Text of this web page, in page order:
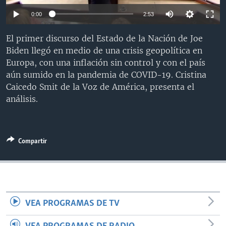
VENEZUELA
BRASIL
NICARAGUA
ECONOMÍA
ENTRETENIMIENTO Y CULTURA
TECNOLOGÍA
DEPORTES
MULTIMEDIA
VIDEOS
FOTOGRAFÍA
AUDIOS
PROGRAMAS TV
EL MUNDO AL DÍA
FORO INTERAMERICANO
LAS CLAVES
RADIO
AVANCE INFORMATIVO
BUENOS DÍAS AMÉRICA
NOTA ECONÓMICA
ENTRETENIMIENTO
DIRECT
DOCUMENTALES DE LA VOA
SÍGANOS
0:00 2:53
El primer discurso del Estado de la Nación de Joe
Biden llegó en medio de una crisis geopolítica en
Europa, con una inflación sin control y con el país
aún sumido en la pandemia de COVID-19. Cristina
Caicedo Smit de la Voz de América, presenta el
análisis.
Compartir
VEA PROGRAMAS DE TV